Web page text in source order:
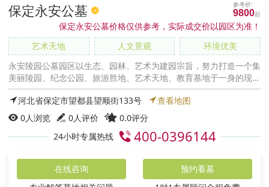
保定永安公墓 9800
保定永安公墓价格仅供参考，实际成交价以园区为准！
艺术天地
人文景观
环境优美
永安陵园公墓园区以生态、园林、艺术为建园宗旨，努力打造一个集
美丽陵园、纪念公园、旅游胜地、艺术天地、教育基地于一身的现代
化人文纪念公园。
河北省保定市望都县望顺街133号
查看地图
0人浏览 0人评价
0.0评分
24小时专属热线
400-0396144
在线咨询 预约看墓